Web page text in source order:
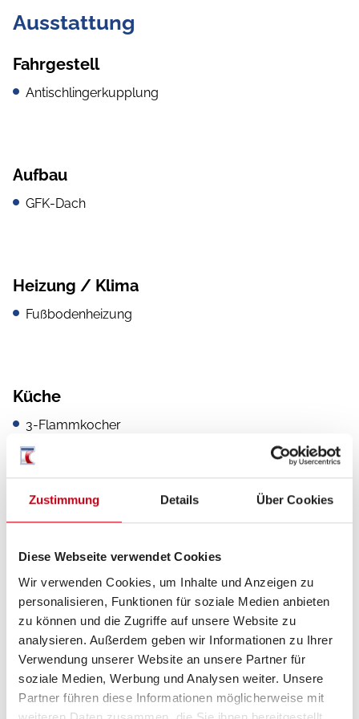
Zustimmung Details Über Cookies
Diese Webseite verwendet Cookies
Wir verwenden Cookies, um Inhalte und Anzeigen zu
personalisieren, Funktionen für soziale Medien anbieten
zu können und die Zugriffe auf unsere Website zu
analysieren. Außerdem geben wir Informationen zu Ihrer
Verwendung unserer Website an unsere Partner für
soziale Medien, Werbung und Analysen weiter. Unsere
Partner führen diese Informationen möglicherweise mit
Ausstattung
Fahrgestell
Antischlingerkupplung
Aufbau
GFK-Dach
Heizung / Klima
Fußbodenheizung
Küche
3-Flammkocher
Grundrissbeschreibung
Doppel-/franz. Bett ab 4 Schlafplätze